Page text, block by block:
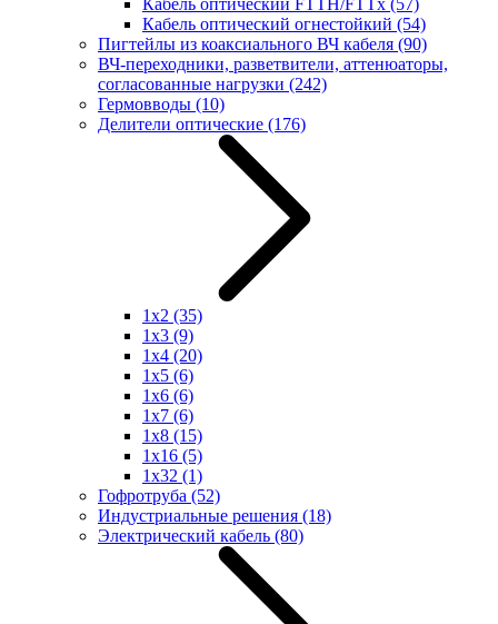
Кабель оптический FTTH/FTTx (57)
Кабель оптический огнестойкий (54)
Пигтейлы из коаксиального ВЧ кабеля (90)
ВЧ-переходники, разветвители, аттенюаторы,
согласованные нагрузки (242)
Гермовводы (10)
Делители оптические (176)
1x2 (35)
1x3 (9)
1x4 (20)
1x5 (6)
1x6 (6)
1x7 (6)
1x8 (15)
1x16 (5)
1x32 (1)
Гофротруба (52)
Индустриальные решения (18)
Электрический кабель (80)